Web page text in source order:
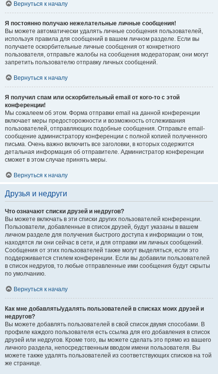
Вернуться к началу
Я постоянно получаю нежелательные личные сообщения!
Вы можете автоматически удалять личные сообщения пользователей,
используя правила для сообщений в вашем личном разделе. Если вы
получаете оскорбительные личные сообщения от конкретного
пользователя, отправьте жалобы на сообщения модераторам; они могут
запретить пользователю отправку личных сообщений.
Вернуться к началу
Я получил спам или оскорбительный email от кого-то с этой
конференции!
Мы сожалеем об этом. Форма отправки email на данной конференции
включает меры предосторожности и возможность отслеживания
пользователей, отправляющих подобные сообщения. Отправьте email-
сообщение администратору конференции с полной копией полученного
письма. Очень важно включить все заголовки, в которых содержится
детальная информация об отправителе. Администратор конференции
сможет в этом случае принять меры.
Вернуться к началу
Друзья и недруги
Что означают списки друзей и недругов?
Вы можете включать в эти списки других пользователей конференции.
Пользователи, добавленные в список друзей, будут указаны в вашем
личном разделе для получения быстрого доступа к информации о том,
находятся ли они сейчас в сети, и для отправки им личных сообщений.
Сообщения от этих пользователей также могут выделяться, если это
поддерживается стилем конференции. Если вы добавили пользователей
в список недругов, то любые отправленные ими сообщения будут скрыты
по умолчанию.
Вернуться к началу
Как мне добавлять/удалять пользователей в списках моих друзей и
недругов?
Вы можете добавлять пользователей в свой список двумя способами. В
профиле каждого пользователя есть ссылка для его добавления в список
друзей или недругов. Кроме того, вы можете сделать это прямо из вашего
личного раздела, непосредственным вводом имени пользователя. Вы
можете также удалять пользователей из соответствующих списков на той
же странице.